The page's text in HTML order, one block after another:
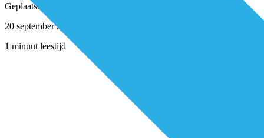
Geplaatst door
20 september 2022
1 minuut leestijd